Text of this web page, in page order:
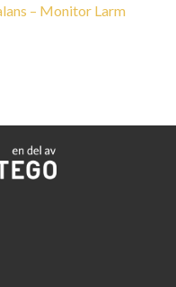
– Monitor Larm